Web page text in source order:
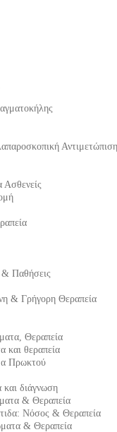
Αντιμετώπιση
Ασθενείς
& Παθήσεις
& Γρήγορη Θεραπεία
Θεραπεία
και θεραπεία
Πρωκτού
διάγνωση
& Θεραπεία
Νόσος & Θεραπεία
& Θεραπεία